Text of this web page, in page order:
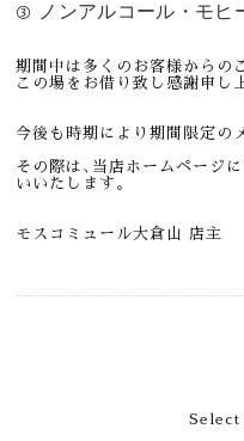
③ ノンアルコール・モヒ
期間中は多くのお客様からの
この場をお借り致し感謝申し
今後も時期により期間限定の
その際は､当店ホームページ
いいたします。
モスコミュール大倉山 店主
Select